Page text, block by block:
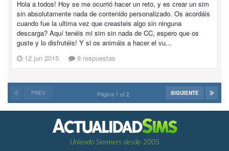
Hola a todos! Hoy se me ocurrió hacer un reto, y es crear un sim
sin absolutamente nada de contenido personalizado. Os acordáis
cuando fue la ultima vez que creasteis algo sin ninguna
descarga? Aquí tenéis mi sim sin nada de CC, espero que os
guste y lo disfrutéis! Y si os animáis a hacer el vu...
12 jun 2015
9 respuestas
PREV SIGUIENTE
Página 1 of 2
Uniendo Simmers desde 2005